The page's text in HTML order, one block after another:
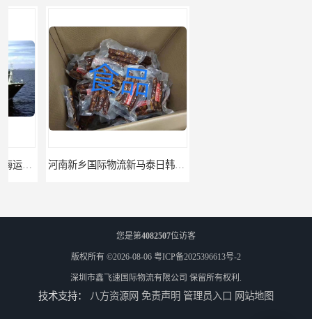
河南新乡国际物流新马泰日韩菲律宾老挝缅甸印尼柬埔寨双清包税
您是第4082507位访客
版权所有 ©2026-08-06 粤ICP备2025396613号-2
深圳市鑫飞速国际物流有限公司 保留所有权利.
技术支持： 八方资源网 免责声明 管理员入口 网站地图